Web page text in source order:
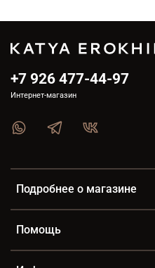
Подробнее о магазине
Помощь
+7 926 477-44-97
Интернет-магазин